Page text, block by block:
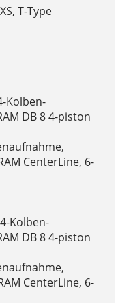
T-Type
Kolben-
DB 8 4-piston
CenterLine, 6-
Kolben-
DB 8 4-piston
CenterLine, 6-